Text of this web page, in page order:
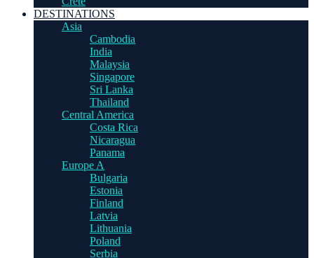
DESTINATIONS
Asia
Cambodia
India
Malaysia
Singapore
Sri Lanka
Thailand
Central America
Costa Rica
Nicaragua
Panama
Europe A
Bulgaria
Estonia
Finland
Latvia
Lithuania
Poland
Serbia